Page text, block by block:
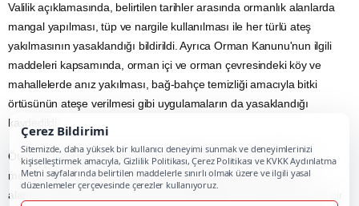
Valilik açıklamasında, belirtilen tarihler arasında ormanlık alanlarda
mangal yapılması, tüp ve nargile kullanılması ile her türlü ateş
yakılmasının yasaklandığı bildirildi. Ayrıca Orman Kanunu'nun ilgili
maddeleri kapsamında, orman içi ve orman çevresindeki köy ve
mahallelerde anız yakılması, bağ-bahçe temizliği amacıyla bitki
örtüsünün ateşe verilmesi gibi uygulamaların da yasaklandığı
kaydedildi.
Öte yandan İstanbul il sınırları içerisinde bulunan belirli piknik ve
mesire alanları, korular, parklar, tabiat parkları ve eko turizm
alanlarında piknik, yürüyüş ve spor faaliyetlerine yönelik herhangi bir
Çerez Bildirimi
Sitemizde, daha yüksek bir kullanıcı deneyimi sunmak ve deneyimlerinizi
kişiselleştirmek amacıyla, Gizlilik Politikası, Çerez Politikası ve KVKK Aydınlatma
Metni sayfalarında belirtilen maddelerle sınırlı olmak üzere ve ilgili yasal
düzenlemeler çerçevesinde çerezler kullanıyoruz.